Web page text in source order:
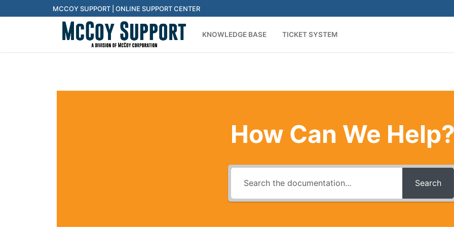
MCCOY SUPPORT | ONLINE SUPPORT CENTER
KNOWLEDGE BASE TICKET SYSTEM
How Can We Help?
Search